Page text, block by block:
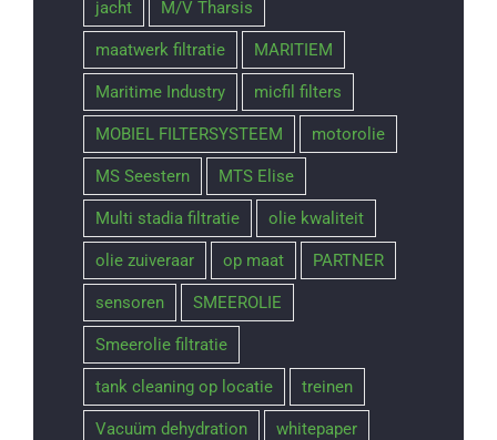
jacht M/V Tharsis
maatwerk filtratie MARITIEM
Maritime Industry micfil filters
MOBIEL FILTERSYSTEEM motorolie
MS Seestern MTS Elise
Multi stadia filtratie olie kwaliteit
olie zuiveraar op maat PARTNER
sensoren SMEEROLIE
Smeerolie filtratie
tank cleaning op locatie treinen
Vacuüm dehydration whitepaper